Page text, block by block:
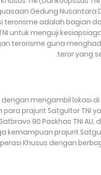
Gedung Nusantara
terorisme adalah bagian
untuk menguji
terorisme guna
teror yang
mengambil lokasi di
prajurit Satgultor TNI
90 Paskhas TNI
kemampuan prajurit
Khusus dengan